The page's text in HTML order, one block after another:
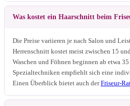
Was kostet ein Haarschnitt beim
Die Preise variieren je nach Salon und
Herrenschnitt kostet meist zwischen 15
Waschen und Föhnen beginnen ab etwa
Spezialtechniken empfiehlt sich eine
Einen Überblick bietet auch derFriseur-